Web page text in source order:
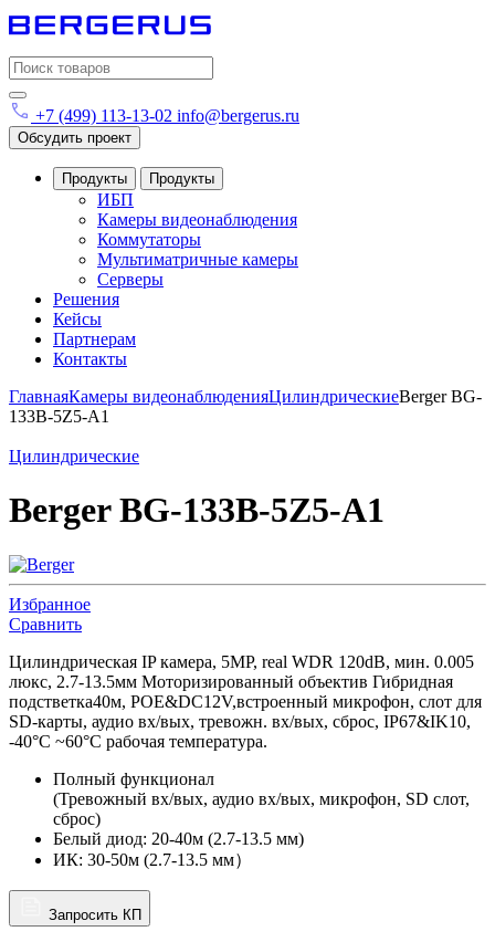
Search
for:
+7 (499) 113-13-02 info@bergerus.ru
Обсудить проект
Продукты Продукты
ИБП
Камеры видеонаблюдения
Коммутаторы
Мультиматричные камеры
Серверы
Решения
Кейсы
Партнерам
Контакты
ГлавнаяКамеры видеонаблюденияЦилиндрическиеBerger BG-
133B-5Z5-A1
Цилиндрические
Berger BG-133B-5Z5-A1
Избранное
Сравнить
Цилиндрическая IP камера, 5MP, real WDR 120dB, мин. 0.005
люкс, 2.7-13.5мм Моторизированный объектив Гибридная
подстветка40м, POE&DC12V,встроенный микрофон, слот для
SD-карты, аудио вх/вых, тревожн. вх/вых, сброс, IP67&IK10,
-40°C ~60°C рабочая температура.
Полный функционал
(Тревожный вх/вых, аудио вх/вых, микрофон, SD слот,
сброс)
Белый диод: 20-40м (2.7-13.5 мм)
ИК: 30-50м (2.7-13.5 мм）
Запросить КП